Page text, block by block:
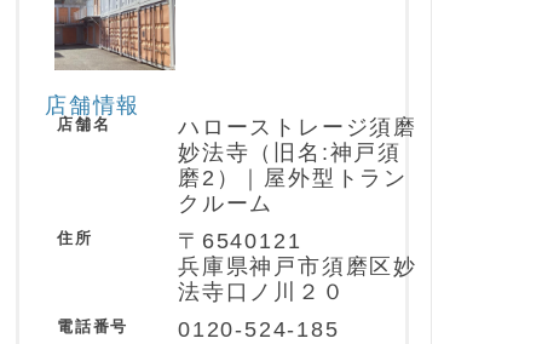
店舗情報
店舗名
ハローストレージ須磨
妙法寺（旧名:神戸須
磨2）｜屋外型トラン
クルーム
住所
〒6540121
兵庫県神戸市須磨区妙
法寺口ノ川２０
電話番号 0120-524-185